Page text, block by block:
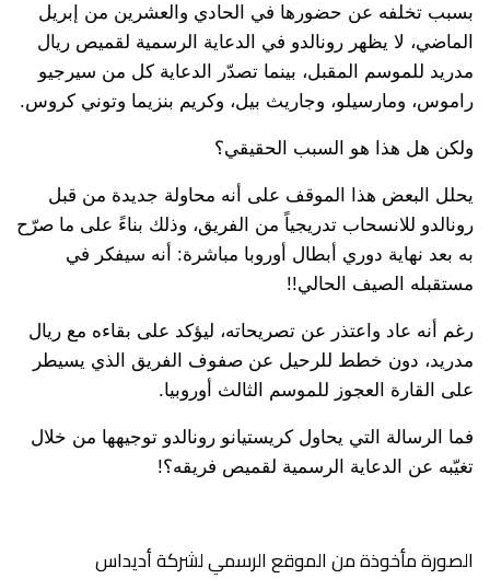
بسبب تخلفه عن حضورها في الحادي والعشرين من إبريل
الماضي، لا يظهر رونالدو في الدعاية الرسمية لقميص ريال
مدريد للموسم المقبل، بينما تصدّر الدعاية كل من سيرجيو
راموس، ومارسيلو، وجاريث بيل، وكريم بنزيما وتوني كروس.
ولكن هل هذا هو السبب الحقيقي؟
يحلل البعض هذا الموقف على أنه محاولة جديدة من قبل
رونالدو للانسحاب تدريجياً من الفريق، وذلك بناءً على ما صرّح
به بعد نهاية دوري أبطال أوروبا مباشرة: أنه سيفكر في
مستقبله الصيف الحالي!!
رغم أنه عاد واعتذر عن تصريحاته، ليؤكد على بقاءه مع ريال
مدريد، دون خطط للرحيل عن صفوف الفريق الذي يسيطر
على القارة العجوز للموسم الثالث أوروبيا.
فما الرسالة التي يحاول كريستيانو رونالدو توجيهها من خلال
تغيّبه عن الدعاية الرسمية لقميص فريقه؟!
الصورة مأخوذة من الموقع الرسمي لشركة أديداس